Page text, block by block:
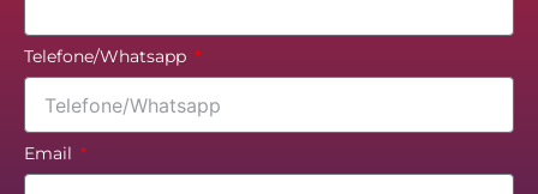
Telefone/Whatsapp
Email